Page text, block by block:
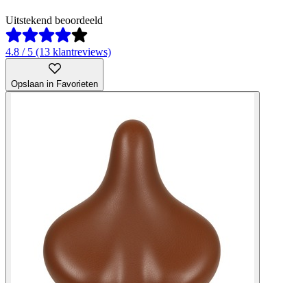
Uitstekend beoordeeld
4.8 / 5 (13 klantreviews)
Opslaan in Favorieten